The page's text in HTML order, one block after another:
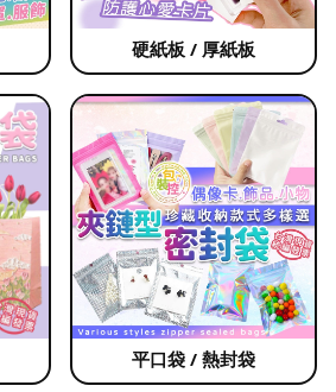
硬紙板 / 厚紙板
平口袋 / 熱封袋